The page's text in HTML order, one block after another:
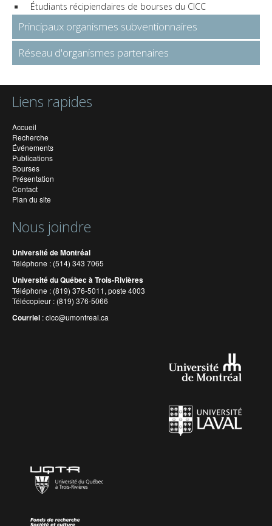
Étudiants récipiendaires de bourses du CICC
Principaux organismes subventionnaires
Réseau d'organismes partenaires
Liens rapides
Accueil
Recherche
Événements
Publications
Bourses
Présentation
Contact
Plan du site
Nous joindre
Université de Montréal
Téléphone : (514) 343 7065
Université du Québec à Trois-Rivières
Téléphone : (819) 376-5011, poste 4003
Télécopieur : (819) 376-5066
Courriel :cicc@umontreal.ca